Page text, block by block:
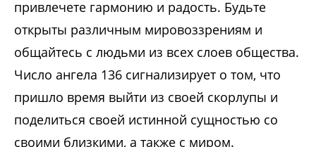
привлечете гармонию и радость. Будьте
открыты различным мировоззрениям и
общайтесь с людьми из всех слоев общества.
Число ангела 136 сигнализирует о том, что
пришло время выйти из своей скорлупы и
поделиться своей истинной сущностью со
своими близкими, а также с миром.